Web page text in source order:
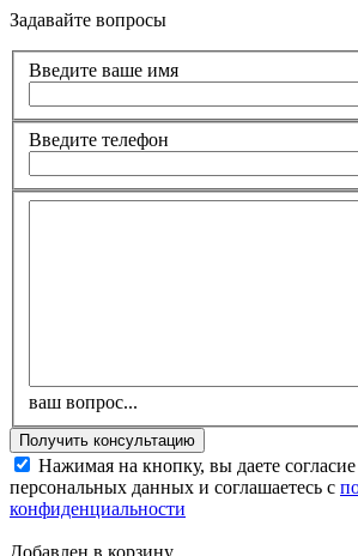
Задавайте вопросы
Введите ваше имя
Введите телефон
ваш вопрос...
Нажимая на кнопку, вы даете
персональных данных и соглашаетесь с
конфиденциальности
Добавлен в корзину